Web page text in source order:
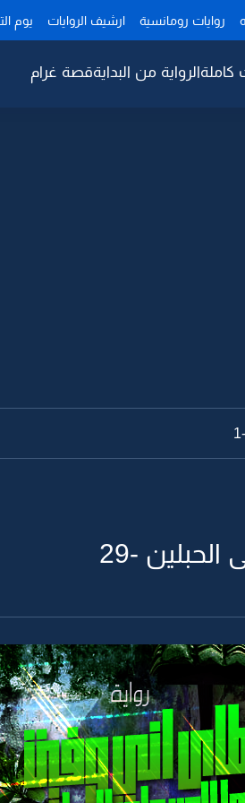
روايات رومانسية ارشيف الروايات يوم
كاملةالرواية من البدايةقصة غرام
-29